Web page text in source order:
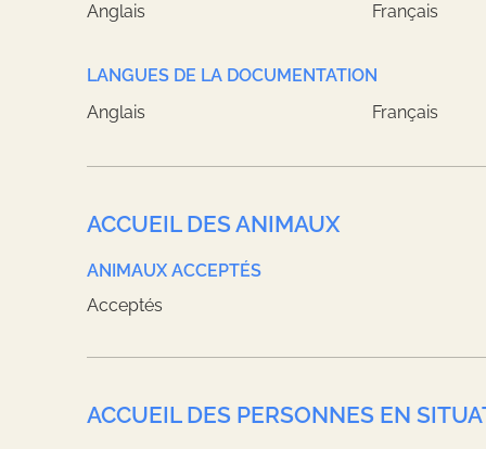
Anglais
Français
LANGUES DE LA DOCUMENTATION
Anglais
Français
ACCUEIL DES ANIMAUX
ANIMAUX ACCEPTÉS
Acceptés
ACCUEIL DES PERSONNES EN